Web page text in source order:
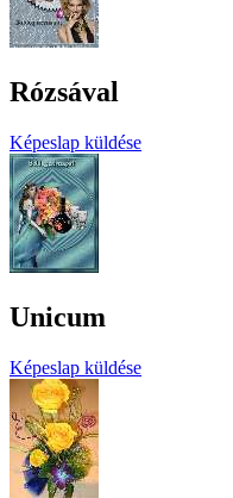
Rózsával
Képeslap küldése
Unicum
Képeslap küldése